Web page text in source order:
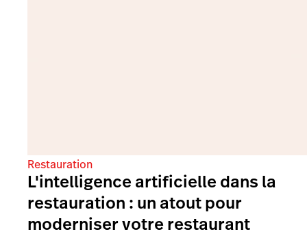
Restauration
L'intelligence artificielle dans la
restauration : un atout pour
moderniser votre restaurant